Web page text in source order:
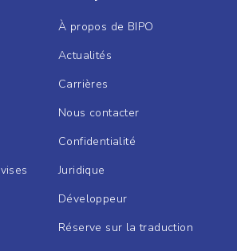
À propos de BIPO
Actualités
Carrières
Nous contacter
Confidentialité
Juridique
Développeur
Réserve sur la traduction